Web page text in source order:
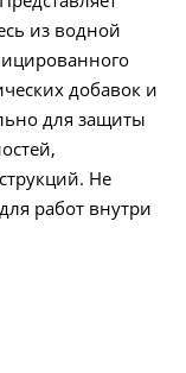
из водной
добавок и
для защиты
Не
работ внутри